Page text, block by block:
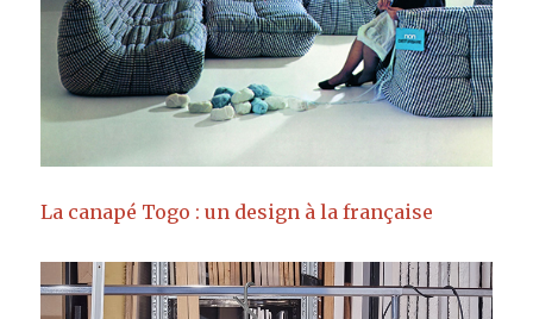
La canapé Togo : un design à la française